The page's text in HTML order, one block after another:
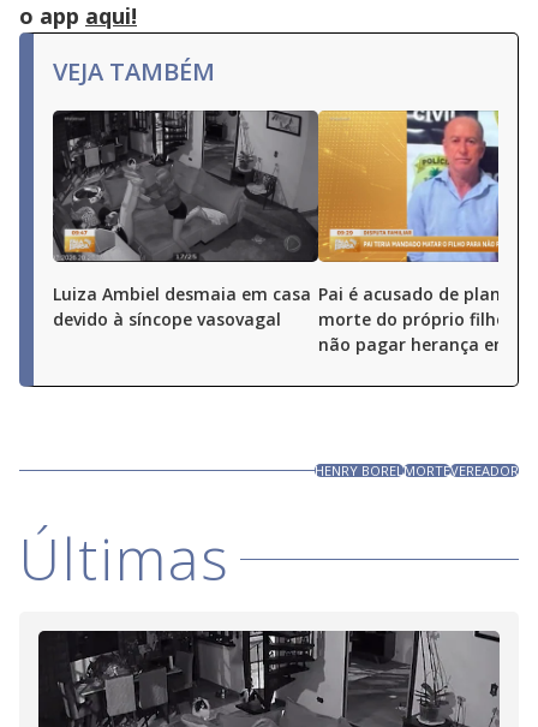
o app aqui!
VEJA TAMBÉM
Luiza Ambiel desmaia em casa
devido à síncope vasovagal
Pai é acusado de planejar
morte do próprio filho
não pagar herança em
HENRY BORELMORTEVEREADOR
Últimas